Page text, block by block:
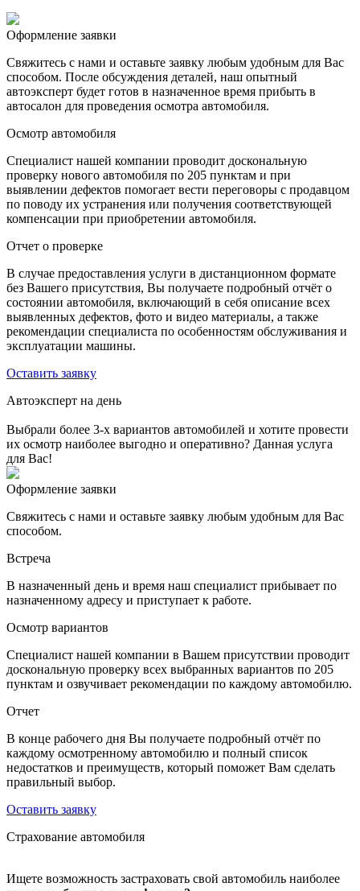
Оформление заявки
Свяжитесь с нами и оставьте заявку любым удобным для Вас
способом. После обсуждения деталей, наш опытный
автоэксперт будет готов в назначенное время прибыть в
автосалон для проведения осмотра автомобиля.
Осмотр автомобиля
Специалист нашей компании проводит доскональную
проверку нового автомобиля по 205 пунктам и при
выявлении дефектов помогает вести переговоры с продавцом
по поводу их устранения или получения соответствующей
компенсации при приобретении автомобиля.
Отчет о проверке
В случае предоставления услуги в дистанционном формате
без Вашего присутствия, Вы получаете подробный отчёт о
состоянии автомобиля, включающий в себя описание всех
выявленных дефектов, фото и видео материалы, а также
рекомендации специалиста по особенностям обслуживания и
эксплуатации машины.
Оставить заявку
Автоэксперт на день
Выбрали более 3-х вариантов автомобилей и хотите провести
их осмотр наиболее выгодно и оперативно? Данная услуга
для Вас!
Оформление заявки
Свяжитесь с нами и оставьте заявку любым удобным для Вас
способом.
Встреча
В назначенный день и время наш специалист прибывает по
назначенному адресу и приступает к работе.
Осмотр вариантов
Специалист нашей компании в Вашем присутствии проводит
доскональную проверку всех выбранных вариантов по 205
пунктам и озвучивает рекомендации по каждому автомобилю.
Отчет
В конце рабочего дня Вы получаете подробный отчёт по
каждому осмотренному автомобилю и полный список
недостатков и преимуществ, который поможет Вам сделать
правильный выбор.
Оставить заявку
Страхование автомобиля
Ищете возможность застраховать свой автомобиль наиболее